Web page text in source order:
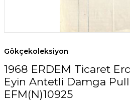
Gökçekoleksiyon
1968 ERDEM Ticaret
Eyin Antetli Damga
EFM(N)10925